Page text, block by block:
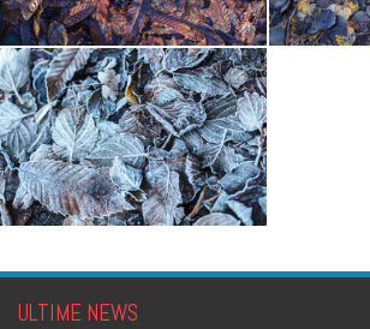
ULTIME NEWS